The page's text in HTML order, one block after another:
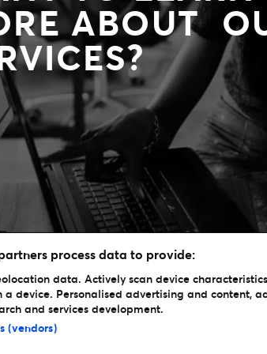
ABOUT
process data to provide:
data. Actively scan device
a device. Personalised advertising and content,
and services development.
(vendors)